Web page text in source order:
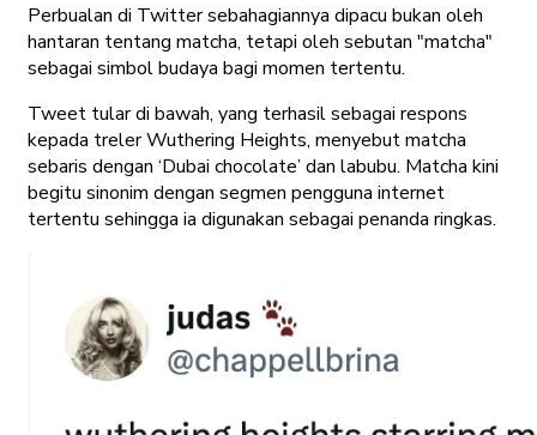
Perbualan di Twitter sebahagiannya dipacu bukan oleh
hantaran tentang matcha, tetapi oleh sebutan "matcha"
sebagai simbol budaya bagi momen tertentu.
Tweet tular di bawah, yang terhasil sebagai respons
kepada treler Wuthering Heights, menyebut matcha
sebaris dengan ‘Dubai chocolate’ dan labubu. Matcha kini
begitu sinonim dengan segmen pengguna internet
tertentu sehingga ia digunakan sebagai penanda ringkas.